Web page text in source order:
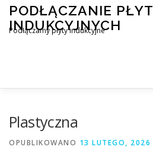
Przejdź
treści
PODŁĄCZANIE PŁYT
INDUKCYJNYCH
Podłączamy płyty indukcyjne
Plastyczna
OPUBLIKOWANO 13 LUTEGO, 2026